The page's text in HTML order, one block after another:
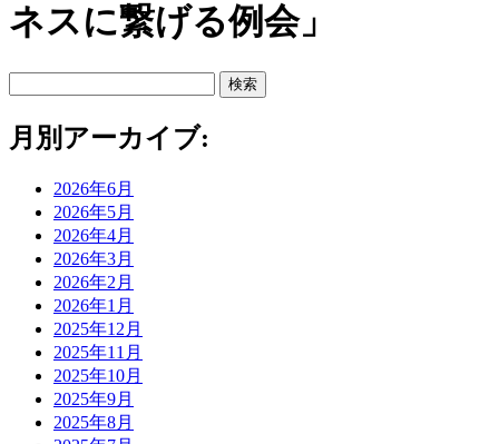
ネスに繋げる例会」
月別アーカイブ:
2026年6月
2026年5月
2026年4月
2026年3月
2026年2月
2026年1月
2025年12月
2025年11月
2025年10月
2025年9月
2025年8月